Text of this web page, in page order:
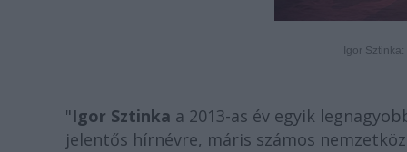
Igor
"Igor Sztinka a 2013-as év egyik
jelentős hírnévre, máris számos